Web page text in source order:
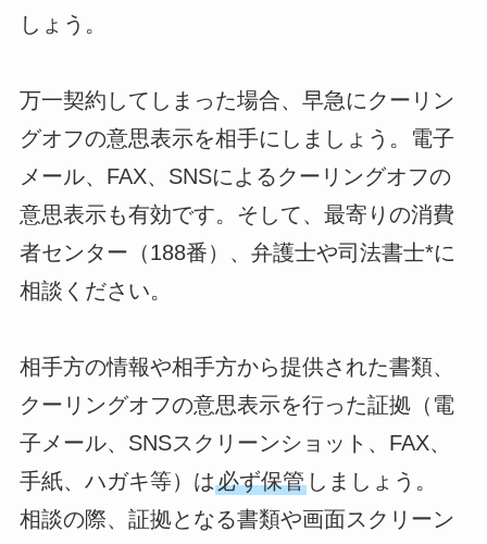
しょう。
万一契約してしまった場合、早急にクーリン
グオフの意思表示を相手にしましょう。電子
メール、FAX、SNSによるクーリングオフの
意思表示も有効です。そして、最寄りの消費
者センター（188番）、弁護士や司法書士*に
相談ください。
相手方の情報や相手方から提供された書類、
クーリングオフの意思表示を行った証拠（電
子メール、SNSスクリーンショット、FAX、
手紙、ハガキ等）は必ず保管しましょう。
相談の際、証拠となる書類や画面スクリーン